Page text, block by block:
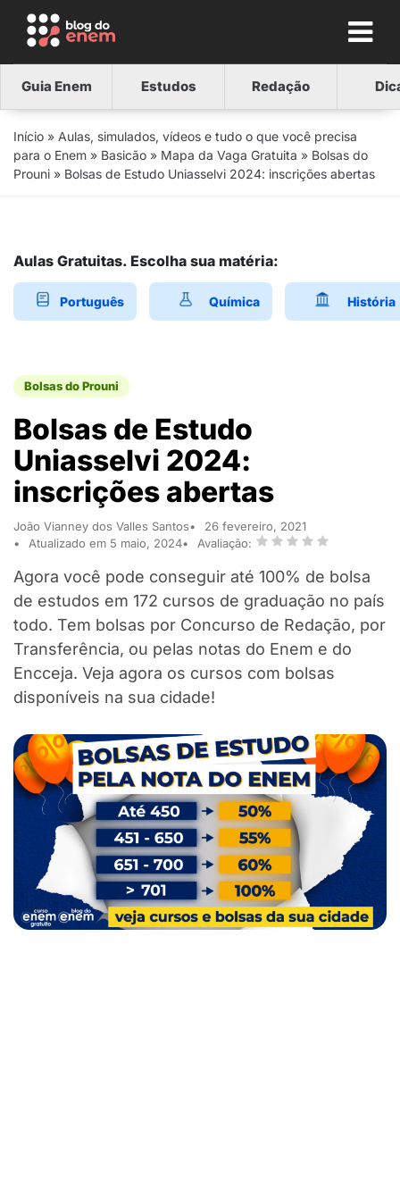
Guia Enem Estudos Redação
Início » Aulas, simulados, vídeos e tudo o que você precisa
para o Enem » Basicão » Mapa da Vaga Gratuita » Bolsas do
Prouni » Bolsas de Estudo Uniasselvi 2024: inscrições abertas
Aulas Gratuitas. Escolha sua matéria:
Português Química História
Bolsas do Prouni
Bolsas de Estudo
Uniasselvi 2024:
inscrições abertas
João Vianney dos Valles Santos
26 fevereiro, 2021
Atualizado em 5 maio, 2024
Avaliação:
Agora você pode conseguir até 100% de bolsa
de estudos em 172 cursos de graduação no país
todo. Tem bolsas por Concurso de Redação, por
Transferência, ou pelas notas do Enem e do
Encceja. Veja agora os cursos com bolsas
disponíveis na sua cidade!